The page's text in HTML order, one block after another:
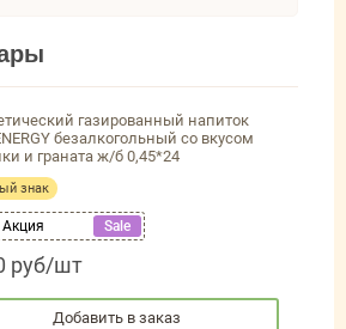
газированный напиток
безалкогольный со вкусом
и граната ж/б 0,45*24
знак
Акция Sale
руб/шт
Добавить в заказ